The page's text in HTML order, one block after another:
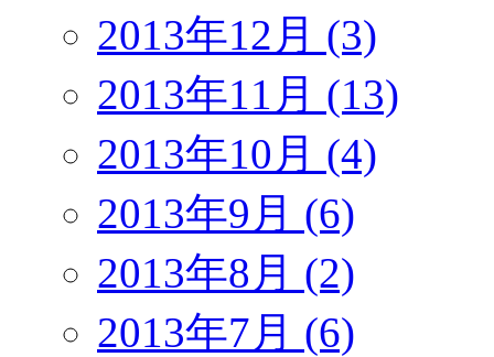
2013年12月 (3)
2013年11月 (13)
2013年10月 (4)
2013年9月 (6)
2013年8月 (2)
2013年7月 (6)